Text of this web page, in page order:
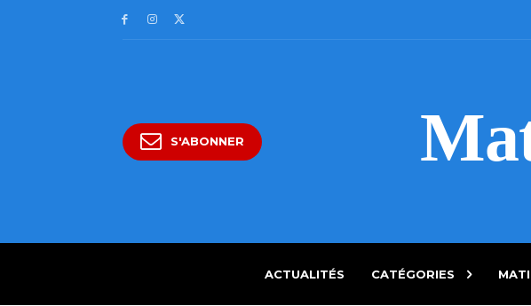
S'ABONNER
ACTUALITÉS CATÉGORIES